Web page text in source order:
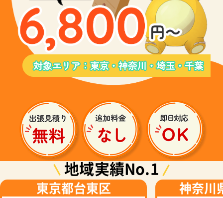
地域実績No.1
東京都台東区 神奈川